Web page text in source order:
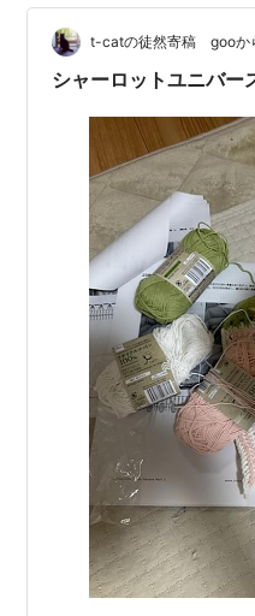
アトピー（現在も）・膀
とアトピー持ちで、皮膚
t-catの徒然寄稿 gooか
シャーロットユニバー